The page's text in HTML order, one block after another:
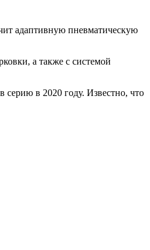
адаптивную пневматическую
а также с системой
серию в 2020 году. Известно, что